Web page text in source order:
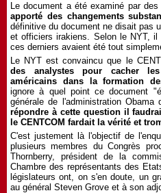
Le document a été examiné par
apporté des changements
définitive du document ne disait pas
et officiers irakiens. Selon le NYT,
ces derniers avaient été tout
Le NYT est convaincu que le
des analystes pour cacher
américains dans la formation
ignore à quel point ce document
générale de l'administration
répondre à cette question il
le CENTCOM fardait la vérité et
C'est justement là l'objectif de
plusieurs membres du Congrès
Thornberry, président de la
Chambre des représentants des
législateurs ont, on s'en doute, un
au général Steven Grove et à son